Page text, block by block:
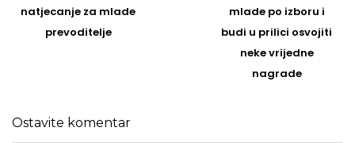
natjecanje za mlade
prevoditelje
mlade po izboru i
budi u prilici osvojiti
neke vrijedne
nagrade
Ostavite komentar